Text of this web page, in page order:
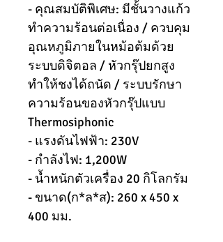
- คุณสมบัติพิเศษ: มีชั้นวางแก้ว
ทำความร้อนต่อเนื่อง / ควบคุม
อุณหภูมิภายในหม้อต้มด้วย
ระบบดิจิตอล / หัวกรุ๊ปยกสูง
ทำให้ชงได้ถนัด / ระบบรักษา
ความร้อนของหัวกรุ๊ปแบบ
Thermosiphonic
- แรงดันไฟฟ้า: 230V
- กำลังไฟ: 1,200W
- น้ำหนักตัวเครื่อง 20 กิโลกรัม
- ขนาด(ก*ล*ส): 260 x 450 x
400 มม.